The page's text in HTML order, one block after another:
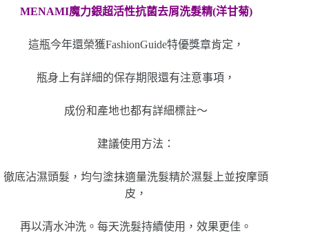
MENAMI魔力銀超活性抗菌去屑洗髮精(洋甘菊)
這瓶今年還榮獲FashionGuide特優獎章肯定，
瓶身上有詳細的保存期限還有注意事項，
成份和產地也都有詳細標註～
建議使用方法：
徹底沾濕頭髮，均勻塗抹適量洗髮精於濕髮上並按摩頭
皮，
再以清水沖洗。每天洗髮持續使用，效果更佳。